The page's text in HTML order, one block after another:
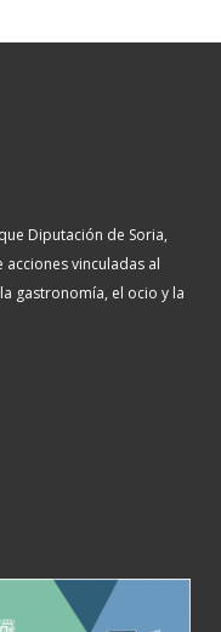
Diputación de Soria,
vinculadas al
gastronomía, el ocio y la